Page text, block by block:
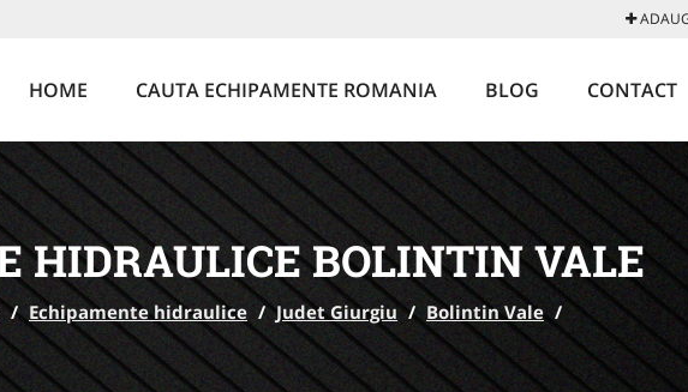
HOME CAUTA ECHIPAMENTE ROMANIA BLOG CONTACT
HIDRAULICE BOLINTIN VALE
/ Echipamente hidraulice / Judet Giurgiu / Bolintin Vale /